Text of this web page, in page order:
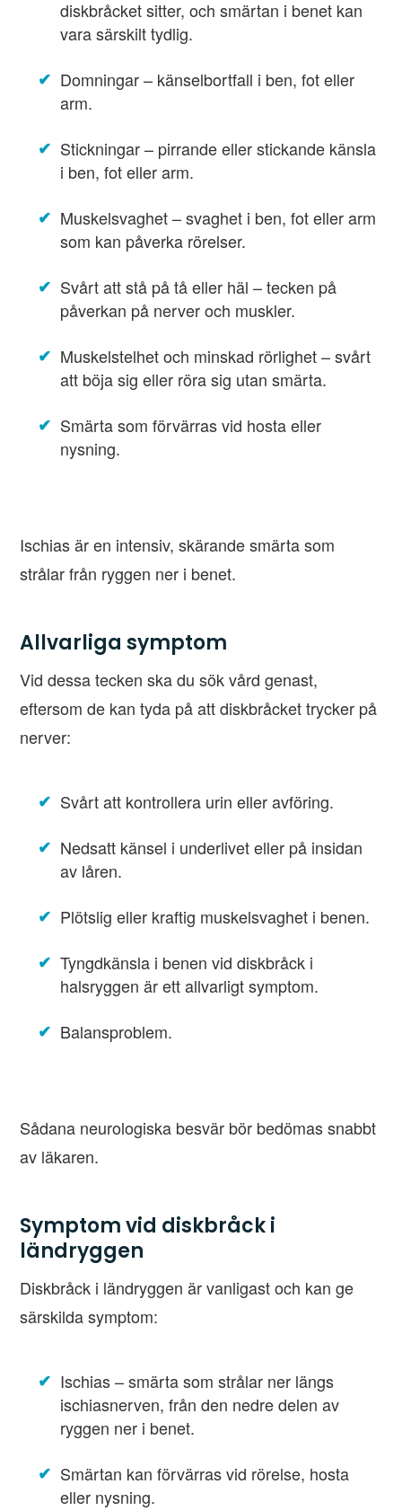
diskbråcket sitter, och smärtan i benet kan
vara särskilt tydlig.
Domningar – känselbortfall i ben, fot eller
arm.
Stickningar – pirrande eller stickande känsla
i ben, fot eller arm.
Muskelsvaghet – svaghet i ben, fot eller arm
som kan påverka rörelser.
Svårt att stå på tå eller häl – tecken på
påverkan på nerver och muskler.
Muskelstelhet och minskad rörlighet – svårt
att böja sig eller röra sig utan smärta.
Smärta som förvärras vid hosta eller
nysning.
Ischias är en intensiv, skärande smärta som
strålar från ryggen ner i benet.
Allvarliga symptom
Vid dessa tecken ska du sök vård genast,
eftersom de kan tyda på att diskbråcket trycker på
nerver:
Svårt att kontrollera urin eller avföring.
Nedsatt känsel i underlivet eller på insidan
av låren.
Plötslig eller kraftig muskelsvaghet i benen.
Tyngdkänsla i benen vid diskbråck i
halsryggen är ett allvarligt symptom.
Balansproblem.
Sådana neurologiska besvär bör bedömas snabbt
av läkaren.
Symptom vid diskbråck i
ländryggen
Diskbråck i ländryggen är vanligast och kan ge
särskilda symptom:
Ischias – smärta som strålar ner längs
ischiasnerven, från den nedre delen av
ryggen ner i benet.
Smärtan kan förvärras vid rörelse, hosta
eller nysning.